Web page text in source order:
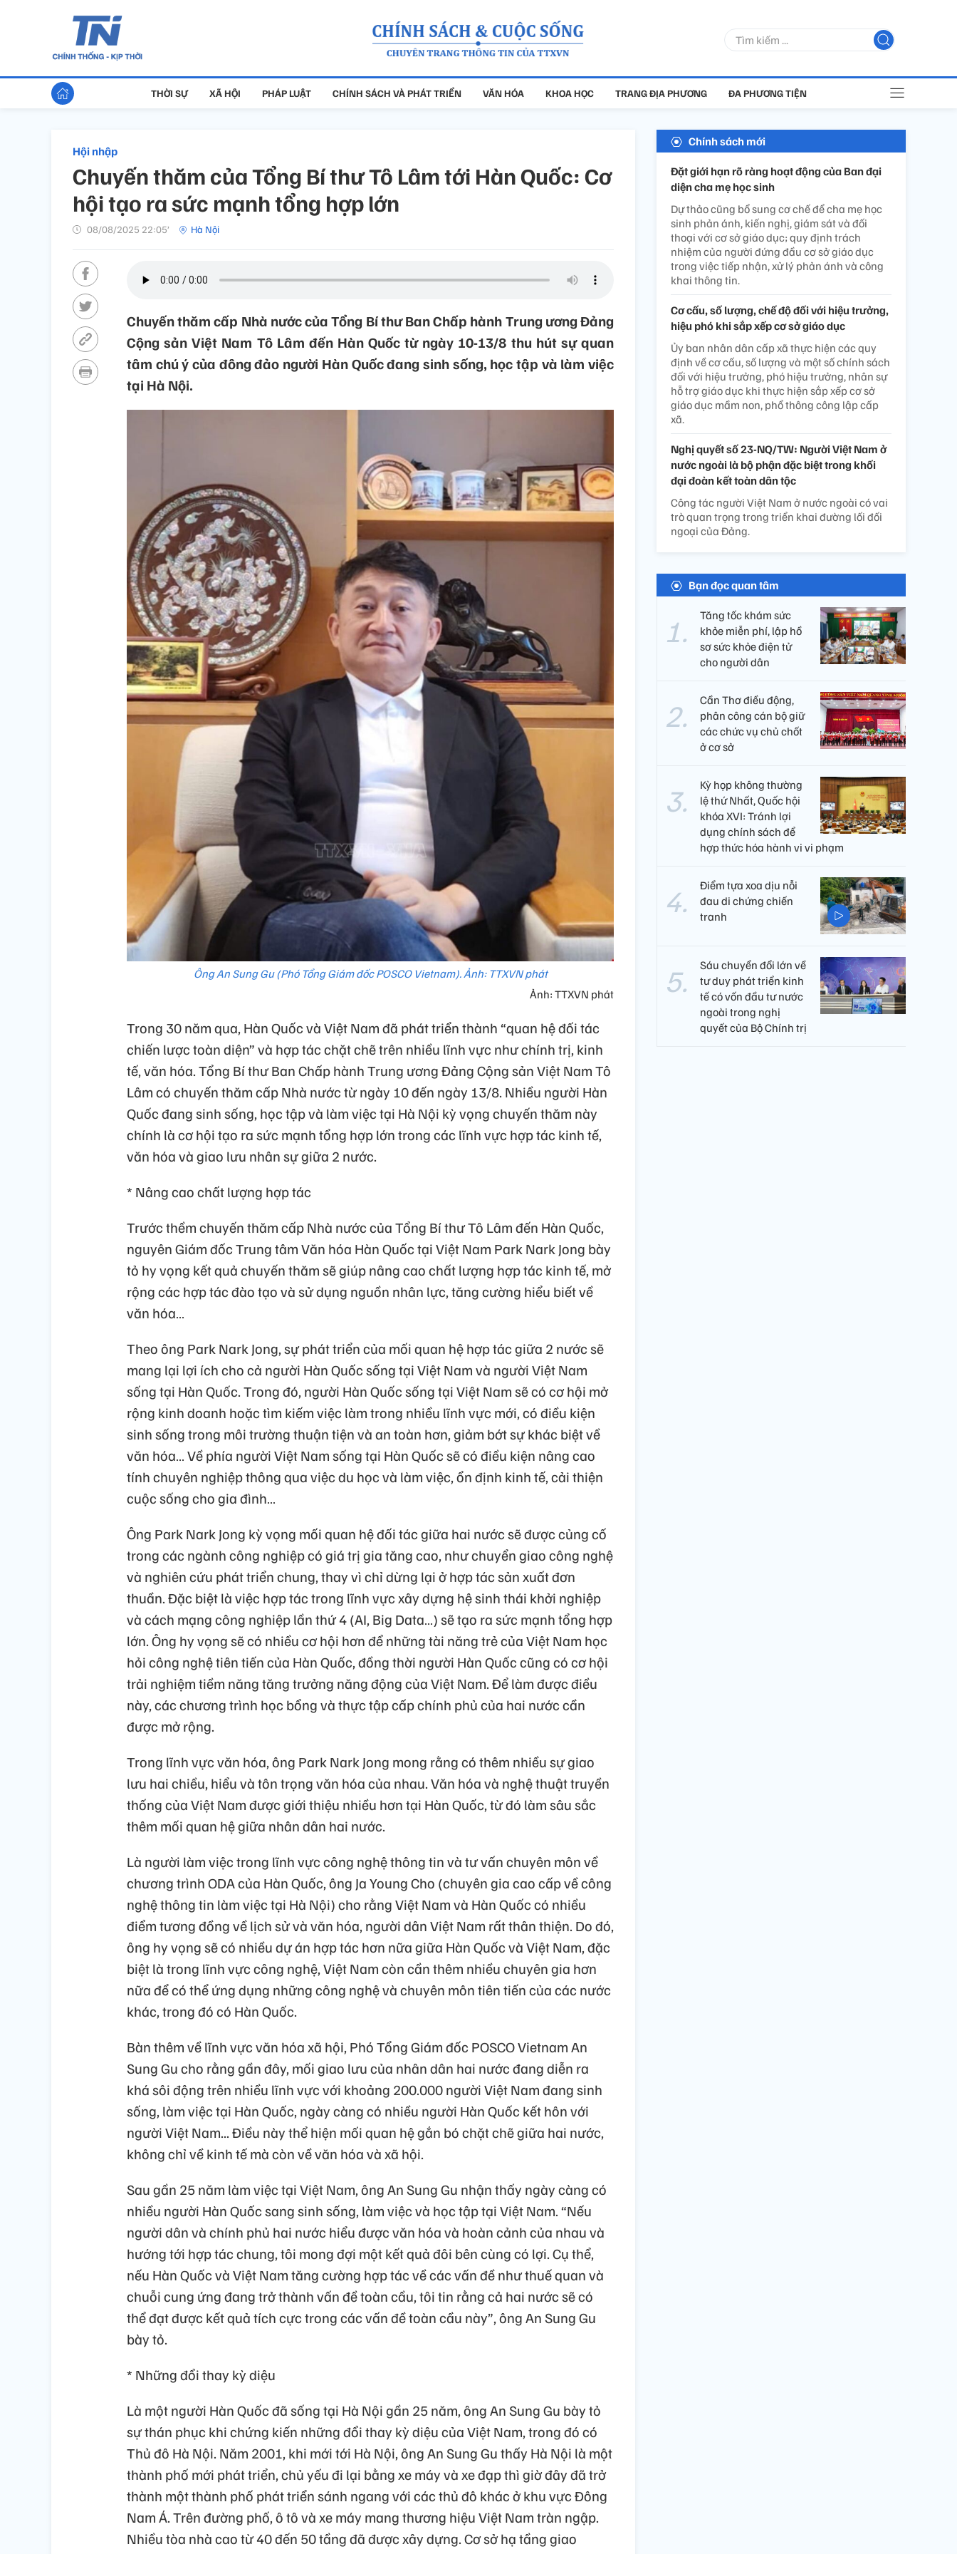
THỜI SỰ XÃ HỘI PHÁP LUẬT CHÍNH SÁCH VÀ PHÁT TRIỂN VĂN HÓA KHOA HỌC TRANG ĐỊA PHƯƠNG ĐA PHƯƠNG TIỆN
Hội nhập
Chuyến thăm của Tổng Bí thư Tô Lâm tới Hàn Quốc: Cơ
hội tạo ra sức mạnh tổng hợp lớn
08/08/2025 22:05’ Hà Nội
Chuyến thăm cấp Nhà nước của Tổng Bí thư Ban Chấp hành Trung ương Đảng
Cộng sản Việt Nam Tô Lâm đến Hàn Quốc từ ngày 10-13/8 thu hút sự quan
tâm chú ý của đông đảo người Hàn Quốc đang sinh sống, học tập và làm việc
tại Hà Nội.
Ông An Sung Gu (Phó Tổng Giám đốc POSCO Vietnam). Ảnh: TTXVN phát
Ảnh: TTXVN phát
Trong 30 năm qua, Hàn Quốc và Việt Nam đã phát triển thành “quan hệ đối tác
chiến lược toàn diện” và hợp tác chặt chẽ trên nhiều lĩnh vực như chính trị, kinh
tế, văn hóa. Tổng Bí thư Ban Chấp hành Trung ương Đảng Cộng sản Việt Nam Tô
Lâm có chuyến thăm cấp Nhà nước từ ngày 10 đến ngày 13/8. Nhiều người Hàn
Quốc đang sinh sống, học tập và làm việc tại Hà Nội kỳ vọng chuyến thăm này
chính là cơ hội tạo ra sức mạnh tổng hợp lớn trong các lĩnh vực hợp tác kinh tế,
văn hóa và giao lưu nhân sự giữa 2 nước.
* Nâng cao chất lượng hợp tác
Trước thềm chuyến thăm cấp Nhà nước của Tổng Bí thư Tô Lâm đến Hàn Quốc,
nguyên Giám đốc Trung tâm Văn hóa Hàn Quốc tại Việt Nam Park Nark Jong bày
tỏ hy vọng kết quả chuyến thăm sẽ giúp nâng cao chất lượng hợp tác kinh tế, mở
rộng các hợp tác đào tạo và sử dụng nguồn nhân lực, tăng cường hiểu biết về
văn hóa…
Theo ông Park Nark Jong, sự phát triển của mối quan hệ hợp tác giữa 2 nước sẽ
mang lại lợi ích cho cả người Hàn Quốc sống tại Việt Nam và người Việt Nam
sống tại Hàn Quốc. Trong đó, người Hàn Quốc sống tại Việt Nam sẽ có cơ hội mở
rộng kinh doanh hoặc tìm kiếm việc làm trong nhiều lĩnh vực mới, có điều kiện
sinh sống trong môi trường thuận tiện và an toàn hơn, giảm bớt sự khác biệt về
văn hóa… Về phía người Việt Nam sống tại Hàn Quốc sẽ có điều kiện nâng cao
tính chuyên nghiệp thông qua việc du học và làm việc, ổn định kinh tế, cải thiện
cuộc sống cho gia đình…
Ông Park Nark Jong kỳ vọng mối quan hệ đối tác giữa hai nước sẽ được củng cố
trong các ngành công nghiệp có giá trị gia tăng cao, như chuyển giao công nghệ
và nghiên cứu phát triển chung, thay vì chỉ dừng lại ở hợp tác sản xuất đơn
thuần. Đặc biệt là việc hợp tác trong lĩnh vực xây dựng hệ sinh thái khởi nghiệp
và cách mạng công nghiệp lần thứ 4 (AI, Big Data…) sẽ tạo ra sức mạnh tổng hợp
lớn. Ông hy vọng sẽ có nhiều cơ hội hơn để những tài năng trẻ của Việt Nam học
hỏi công nghệ tiên tiến của Hàn Quốc, đồng thời người Hàn Quốc cũng có cơ hội
trải nghiệm tiềm năng tăng trưởng năng động của Việt Nam. Để làm được điều
này, các chương trình học bổng và thực tập cấp chính phủ của hai nước cần
được mở rộng.
Trong lĩnh vực văn hóa, ông Park Nark Jong mong rằng có thêm nhiều sự giao
lưu hai chiều, hiểu và tôn trọng văn hóa của nhau. Văn hóa và nghệ thuật truyền
thống của Việt Nam được giới thiệu nhiều hơn tại Hàn Quốc, từ đó làm sâu sắc
thêm mối quan hệ giữa nhân dân hai nước.
Là người làm việc trong lĩnh vực công nghệ thông tin và tư vấn chuyên môn về
chương trình ODA của Hàn Quốc, ông Ja Young Cho (chuyên gia cao cấp về công
nghệ thông tin làm việc tại Hà Nội) cho rằng Việt Nam và Hàn Quốc có nhiều
điểm tương đồng về lịch sử và văn hóa, người dân Việt Nam rất thân thiện. Do đó,
ông hy vọng sẽ có nhiều dự án hợp tác hơn nữa giữa Hàn Quốc và Việt Nam, đặc
biệt là trong lĩnh vực công nghệ, Việt Nam còn cần thêm nhiều chuyên gia hơn
nữa để có thể ứng dụng những công nghệ và chuyên môn tiên tiến của các nước
khác, trong đó có Hàn Quốc.
Bàn thêm về lĩnh vực văn hóa xã hội, Phó Tổng Giám đốc POSCO Vietnam An
Sung Gu cho rằng gần đây, mối giao lưu của nhân dân hai nước đang diễn ra
khá sôi động trên nhiều lĩnh vực với khoảng 200.000 người Việt Nam đang sinh
sống, làm việc tại Hàn Quốc, ngày càng có nhiều người Hàn Quốc kết hôn với
người Việt Nam... Điều này thể hiện mối quan hệ gắn bó chặt chẽ giữa hai nước,
không chỉ về kinh tế mà còn về văn hóa và xã hội.
Sau gần 25 năm làm việc tại Việt Nam, ông An Sung Gu nhận thấy ngày càng có
nhiều người Hàn Quốc sang sinh sống, làm việc và học tập tại Việt Nam. “Nếu
người dân và chính phủ hai nước hiểu được văn hóa và hoàn cảnh của nhau và
hướng tới hợp tác chung, tôi mong đợi một kết quả đôi bên cùng có lợi. Cụ thể,
nếu Hàn Quốc và Việt Nam tăng cường hợp tác về các vấn đề như thuế quan và
chuỗi cung ứng đang trở thành vấn đề toàn cầu, tôi tin rằng cả hai nước sẽ có
thể đạt được kết quả tích cực trong các vấn đề toàn cầu này”, ông An Sung Gu
bày tỏ.
* Những đổi thay kỳ diệu
Là một người Hàn Quốc đã sống tại Hà Nội gần 25 năm, ông An Sung Gu bày tỏ
sự thán phục khi chứng kiến những đổi thay kỳ diệu của Việt Nam, trong đó có
Thủ đô Hà Nội. Năm 2001, khi mới tới Hà Nội, ông An Sung Gu thấy Hà Nội là một
thành phố mới phát triển, chủ yếu đi lại bằng xe máy và xe đạp thì giờ đây đã trở
thành một thành phố phát triển sánh ngang với các thủ đô khác ở khu vực Đông
Nam Á. Trên đường phố, ô tô và xe máy mang thương hiệu Việt Nam tràn ngập.
Nhiều tòa nhà cao từ 40 đến 50 tầng đã được xây dựng. Cơ sở hạ tầng giao
Chính sách mới
Đặt giới hạn rõ ràng hoạt động của Ban đại
diện cha mẹ học sinh
Dự thảo cũng bổ sung cơ chế để cha mẹ học
sinh phản ánh, kiến nghị, giám sát và đối
thoại với cơ sở giáo dục; quy định trách
nhiệm của người đứng đầu cơ sở giáo dục
trong việc tiếp nhận, xử lý phản ánh và công
khai thông tin.
Cơ cấu, số lượng, chế độ đối với hiệu trưởng,
hiệu phó khi sắp xếp cơ sở giáo dục
Ủy ban nhân dân cấp xã thực hiện các quy
định về cơ cấu, số lượng và một số chính sách
đối với hiệu trưởng, phó hiệu trưởng, nhân sự
hỗ trợ giáo dục khi thực hiện sắp xếp cơ sở
giáo dục mầm non, phổ thông công lập cấp
xã.
Nghị quyết số 23-NQ/TW: Người Việt Nam ở
nước ngoài là bộ phận đặc biệt trong khối
đại đoàn kết toàn dân tộc
Công tác người Việt Nam ở nước ngoài có vai
trò quan trọng trong triển khai đường lối đối
ngoại của Đảng.
Bạn đọc quan tâm
Tăng tốc khám sức
khỏe miễn phí, lập hồ
sơ sức khỏe điện tử
cho người dân
Cần Thơ điều động,
phân công cán bộ giữ
các chức vụ chủ chốt
ở cơ sở
Kỳ họp không thường
lệ thứ Nhất, Quốc hội
khóa XVI: Tránh lợi
dụng chính sách để
hợp thức hóa hành vi vi phạm
Điểm tựa xoa dịu nỗi
đau di chứng chiến
tranh
Sáu chuyển đổi lớn về
tư duy phát triển kinh
tế có vốn đầu tư nước
ngoài trong nghị
quyết của Bộ Chính trị